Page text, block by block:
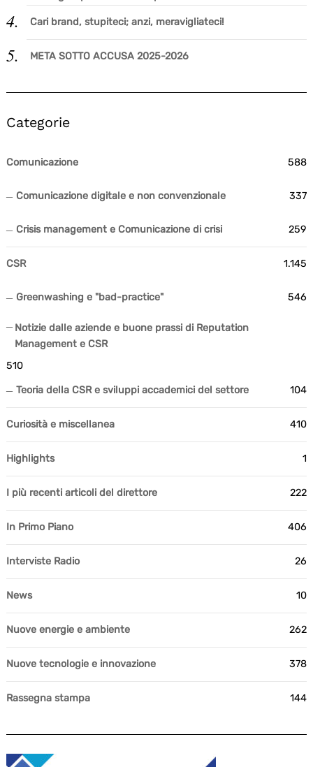
Cari brand, stupiteci; anzi, meravigliateci!
META SOTTO ACCUSA 2025-2026
Categorie
Comunicazione 588
Comunicazione digitale e non convenzionale 337
Crisis management e Comunicazione di crisi 259
CSR 1.145
Greenwashing e "bad-practice" 546
Notizie dalle aziende e buone prassi di Reputation
Management e CSR
510
Teoria della CSR e sviluppi accademici del settore 104
Curiosità e miscellanea 410
Highlights 1
I più recenti articoli del direttore 222
In Primo Piano 406
Interviste Radio 26
News 10
Nuove energie e ambiente 262
Nuove tecnologie e innovazione 378
Rassegna stampa 144
Search
for: